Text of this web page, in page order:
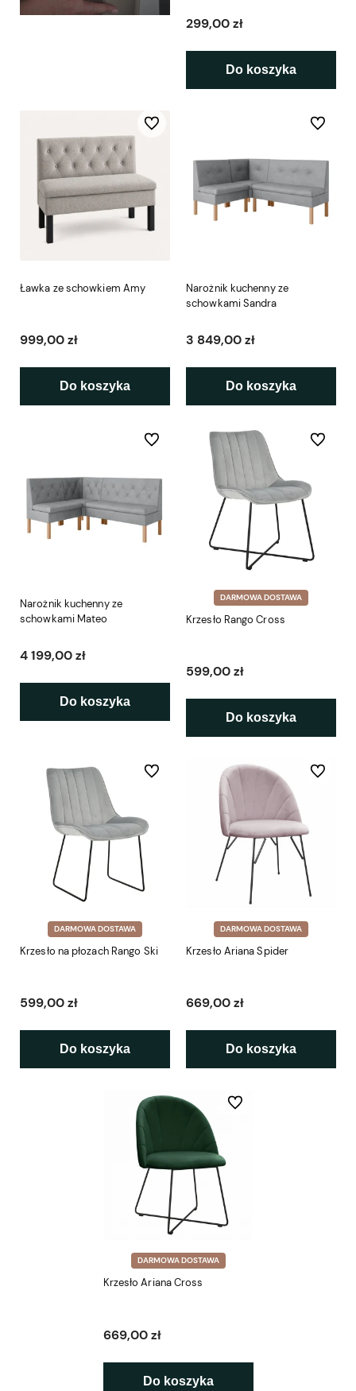
299,00 zł
Do koszyka
Ławka ze schowkiem Amy
999,00 zł
Do koszyka
Do ulubionych
Narożnik kuchenny ze
schowkami Sandra
3 849,00 zł
Do koszyka
Do
Narożnik kuchenny ze
schowkami Mateo
4 199,00 zł
Do koszyka
Do ulubionych
DARMOWA DOSTAWA
Krzesło Rango Cross
599,00 zł
Do koszyka
Do
DARMOWA DOSTAWA
Krzesło na płozach Rango Ski
599,00 zł
Do koszyka
Do ulubionych
DARMOWA DOSTAWA
Krzesło Ariana Spider
669,00 zł
Do koszyka
Do
DARMOWA DOSTAWA
Krzesło Ariana Cross
669,00 zł
Do koszyka
Do ulubionych